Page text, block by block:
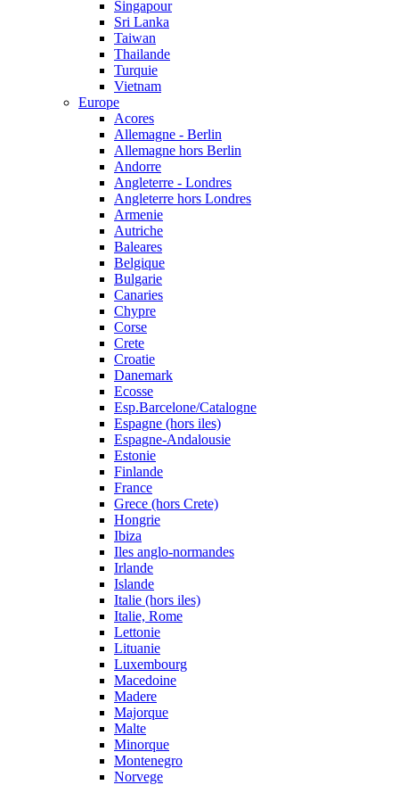
Singapour
Sri Lanka
Taiwan
Thailande
Turquie
Vietnam
Europe
Acores
Allemagne - Berlin
Allemagne hors Berlin
Andorre
Angleterre - Londres
Angleterre hors Londres
Armenie
Autriche
Baleares
Belgique
Bulgarie
Canaries
Chypre
Corse
Crete
Croatie
Danemark
Ecosse
Esp.Barcelone/Catalogne
Espagne (hors iles)
Espagne-Andalousie
Estonie
Finlande
France
Grece (hors Crete)
Hongrie
Ibiza
Iles anglo-normandes
Irlande
Islande
Italie (hors iles)
Italie, Rome
Lettonie
Lituanie
Luxembourg
Macedoine
Madere
Majorque
Malte
Minorque
Montenegro
Norvege